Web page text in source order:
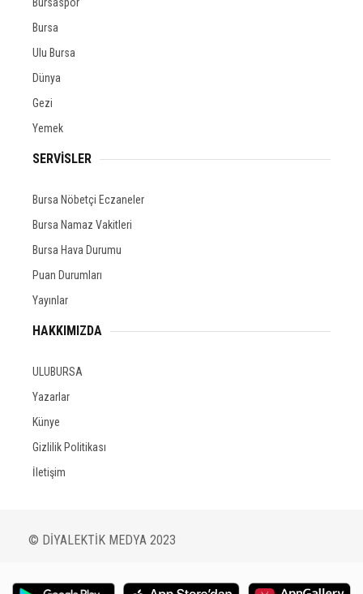
Bursa
Ulu Bursa
Dünya
Gezi
Yemek
SERVİSLER
Bursa Nöbetçi Eczaneler
Bursa Namaz Vakitleri
Bursa Hava Durumu
Puan Durumları
Yayınlar
HAKKIMIZDA
ULUBURSA
Yazarlar
Künye
Gizlilik Politikası
İletişim
© DİYALEKTİK MEDYA 2023